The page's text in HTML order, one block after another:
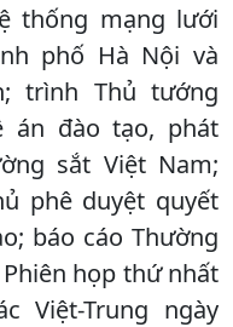
thống mạng lưới
phố Hà Nội và
trình Thủ tướng
án đào tạo, phát
sắt Việt Nam;
phê duyệt quyết
báo cáo Thường
họp thứ nhất
Việt-Trung ngày